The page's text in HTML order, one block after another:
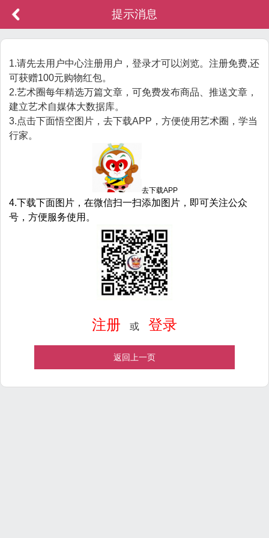
提示消息
1.请先去用户中心注册用户，登录才可以浏览。注册免费,还
可获赠100元购物红包。
2.艺术圈每年精选万篇文章，可免费发布商品、推送文章，
建立艺术自媒体大数据库。
3.点击下面悟空图片，去下载APP，方便使用艺术圈，学当
行家。
去下载APP
4.下载下面图片，在微信扫一扫添加图片，即可关注公众
号，方便服务使用。
注册 或 登录
返回上一页